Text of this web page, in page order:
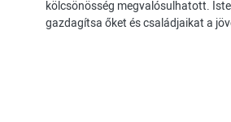
kölcsönösség megvalósulhatott.
gazdagítsa őket és családjaikat a